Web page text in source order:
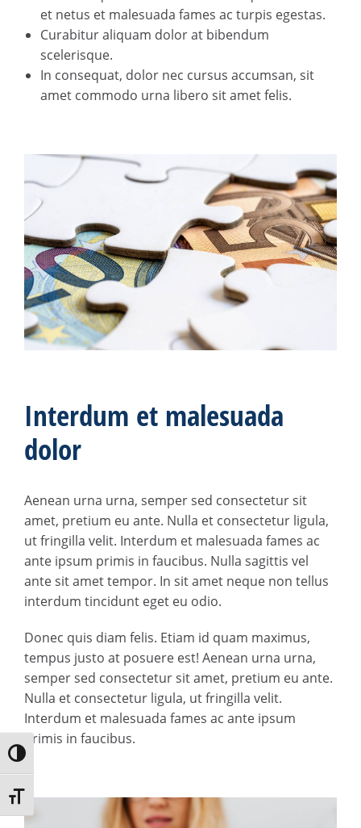
Umschalten auf hohe Kontraste
Schrift vergrößern
et netus et malesuada fames ac turpis egestas.
Curabitur aliquam dolor at bibendum
scelerisque.
In consequat, dolor nec cursus accumsan, sit
amet commodo urna libero sit amet felis.
Interdum et malesuada
dolor
Aenean urna urna, semper sed consectetur sit
amet, pretium eu ante. Nulla et consectetur ligula,
ut fringilla velit. Interdum et malesuada fames ac
ante ipsum primis in faucibus. Nulla sagittis vel
ante sit amet tempor. In sit amet neque non tellus
interdum tincidunt eget eu odio.
Donec quis diam felis. Etiam id quam maximus,
tempus justo at posuere est! Aenean urna urna,
semper sed consectetur sit amet, pretium eu ante.
Nulla et consectetur ligula, ut fringilla velit.
Interdum et malesuada fames ac ante ipsum
primis in faucibus.